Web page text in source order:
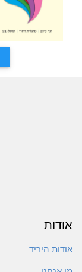
אודות
אודות היריד